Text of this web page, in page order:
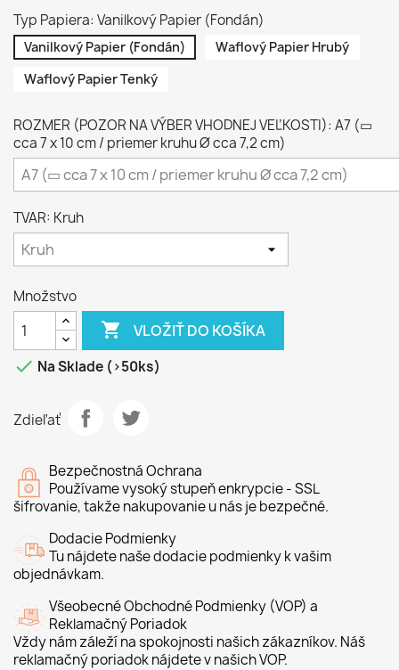
Typ Papiera: Vanilkový Papier (Fondán)
Vanilkový Papier (Fondán)
Waflový Papier Hrubý
Waflový Papier Tenký
ROZMER (POZOR NA VÝBER VHODNEJ VEĽKOSTI): A7 (▭
cca 7 x 10 cm / priemer kruhu Ø cca 7,2 cm)
TVAR: Kruh
Množstvo
 VLOŽIŤ DO KOŠÍKA
 Na Sklade (>50ks)
Zdieľať
Bezpečnostná Ochrana
Používame vysoký stupeň enkrypcie - SSL
šifrovanie, takže nakupovanie u nás je bezpečné.
Dodacie Podmienky
Tu nájdete naše dodacie podmienky k vašim
objednávkam.
Všeobecné Obchodné Podmienky (VOP) a
Reklamačný Poriadok
Vždy nám záleží na spokojnosti našich zákazníkov. Náš
reklamačný poriadok nájdete v našich VOP.